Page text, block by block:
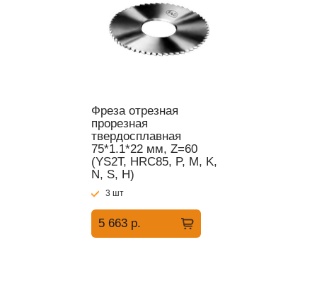
Фреза отрезная
прорезная
твердосплавная
75*1.1*22 мм, Z=60
(YS2T, HRC85, P, M, K,
N, S, H)
3 шт
5 663 р.